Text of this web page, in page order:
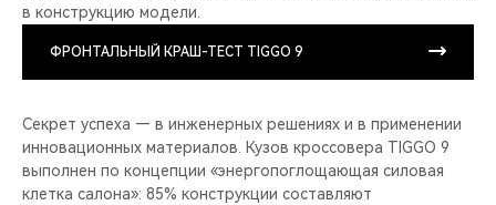
в конструкцию модели.
ФРОНТАЛЬНЫЙ КРАШ-ТЕСТ TIGGO 9
Секрет успеха — в инженерных решениях и в применении
инновационных материалов. Кузов кроссовера TIGGO 9
выполнен по концепции «энергопоглощающая силовая
клетка салона»: 85% конструкции составляют